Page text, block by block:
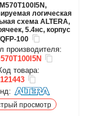
логическая
схема ALTERA,
5.4нс, корпус
100
производителя:
товара:
121443
просмотр